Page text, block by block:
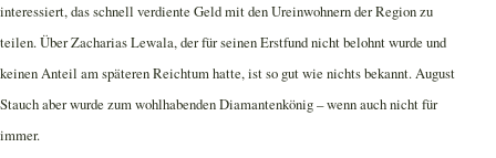
interessiert, das schnell verdiente Geld mit den Ureinwohnern der Region zu
teilen. Über Zacharias Lewala, der für seinen Erstfund nicht belohnt wurde und
keinen Anteil am späteren Reichtum hatte, ist so gut wie nichts bekannt. August
Stauch aber wurde zum wohlhabenden Diamantenkönig – wenn auch nicht für
immer.